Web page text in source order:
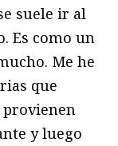
suele ir al
Es como un
Me he
que
provienen
y luego